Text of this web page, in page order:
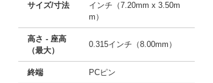
サイズ/寸法
インチ（7.20mm x 3.50m
m）
高さ - 座高
（最大）
0.315インチ（8.00mm）
終端 PCピン